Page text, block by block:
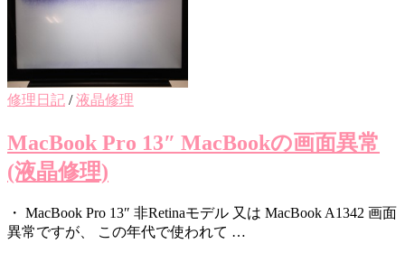
修理日記 /液晶修理
MacBook Pro 13″ MacBookの画面異常
(液晶修理)
・ MacBook Pro 13″ 非Retinaモデル 又は MacBook A1342 画面
異常ですが、 この年代で使われて …